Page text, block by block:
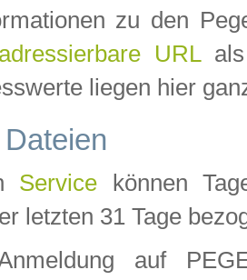
zu den
URLals
liegen hier
Service können
letzten 31 Tage
auf